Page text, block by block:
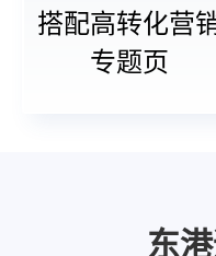
搭配高转化营
专题页
东